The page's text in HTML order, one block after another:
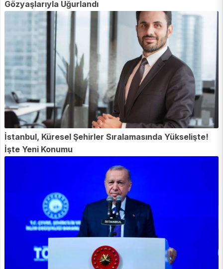
Gözyaşlarıyla Uğurlandı
İstanbul, Küresel Şehirler Sıralamasında Yükselişte!
İşte Yeni Konumu